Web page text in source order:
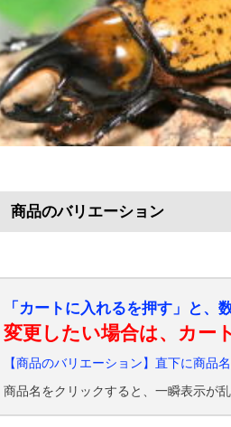
商品のバリエーション
「カートに入れるを押す」と、
変更したい場合は、カー
【商品のバリエーション】直下に商品
商品名をクリックすると、一瞬表示が乱